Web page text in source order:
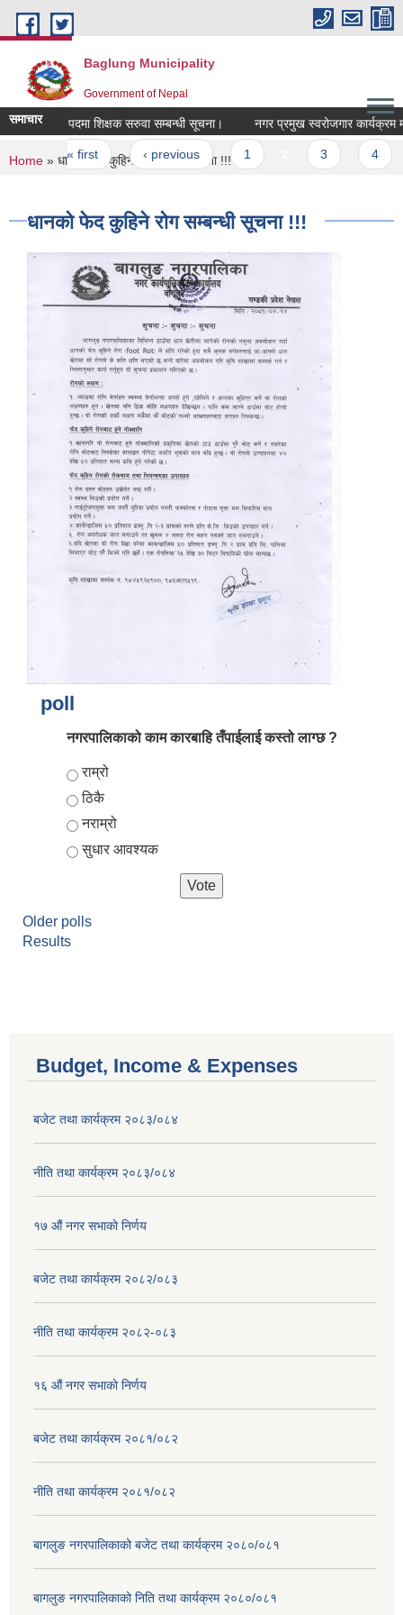
Skip to main content
Baglung Municipality
Government of Nepal
समाचार
रिक्त पदमा शिक्षक सरुवा सम्बन्धी सूचना। नगर प्रमुख स्वरोजगार कार्यक्रम
Pages
« first ‹ previous 1
You are here
Home » धानको फेद कुहिने रोग सम्बन्धी सूचना !!!
धानको फेद कुहिने रोग सम्बन्धी सूचना !!!
poll
नगरपालिकाको काम कारबाहि तँपाईलाई कस्तो लाग्छ ?
Choices
राम्रो
ठिकै
नराम्रो
सुधार आवश्यक
Older polls
Results
Budget, Income & Expenses
बजेट तथा कार्यक्रम २०८३/०८४
नीति तथा कार्यक्रम २०८३/०८४
१७ ‌‍औं नगर सभाकाे निर्णय
बजेट तथा कार्यक्रम २०८२/०८३
नीति तथा कार्यक्रम २०८२-०८३
१६ ‌औं नगर सभाकाे निर्णय
बजेट तथा कार्यक्रम २०८१/०८२
नीति तथा कार्यक्रम २०८१/०८२
बागलुङ नगरपालिकाको बजेट तथा कार्यक्रम २०८०/०८१
बागलुङ नगरपालिकाको निति तथा कार्यक्रम २०८०/०८१